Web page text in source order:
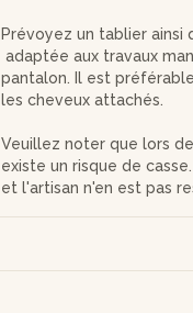
Prévoyez un tablier
adaptée aux travaux
pantalon. Il est
les cheveux attachés.
Veuillez noter que lors
existe un risque de
et l'artisan n'en est pas